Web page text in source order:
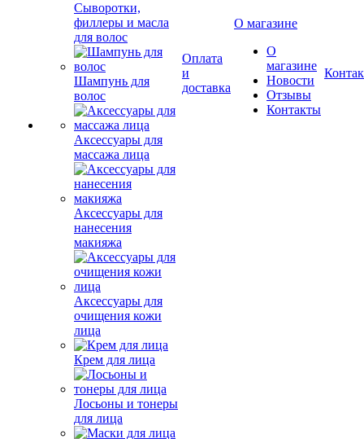
Сыворотки,
филлеры и масла
для волос
Шампунь для
волос
Аксессуары для
массажа лица
Аксессуары для
нанесения
макияжа
Аксессуары для
очищения кожи
лица
Крем для лица
Лосьоны и тонеры
для лица
Оплата
и
доставка
О магазине
О
магазине
Новости
Отзывы
Контакты